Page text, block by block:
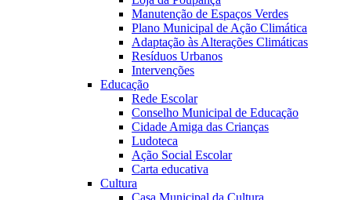
Manutenção de Espaços Verdes
Plano Municipal de Ação Climática
Adaptação às Alterações Climáticas
Resíduos Urbanos
Intervenções
Educação
Rede Escolar
Conselho Municipal de Educação
Cidade Amiga das Crianças
Ludoteca
Ação Social Escolar
Carta educativa
Cultura
Casa Municipal da Cultura